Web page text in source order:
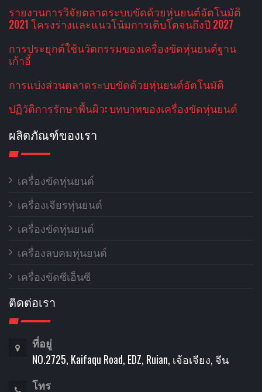
รายงานการวิจัยตลาดระบบขัดด้วยหุ่นยนต์อัตโนมัติ
2021 โครงร่างและแนวโน้มการเติบโตจนถึงปี 2027
การประยุกต์ใช้นวัตกรรมของเครื่องขัดหุ่นยนต์ฐาน
เก้าอี้
การแบ่งส่วนตลาดระบบขัดด้วยหุ่นยนต์อัตโนมัติ
ปฏิวัติการรักษาพื้นผิว: บทบาทของเครื่องขัดหุ่นยนต์
ผลิตภัณฑ์ของเรา
เครื่องขัดหุ่นยนต์
เครื่องเจียรหุ่นยนต์
เครื่องขัดหุ่นยนต์
เครื่องลบคมหุ่นยนต์
เครื่องขัดซีเอ็นซี
ติดต่อเรา
ที่อยู่
NO.2725, Kaifaqu Road, EDZ, Ruian, เจ้อเจียง, จีน
โทร